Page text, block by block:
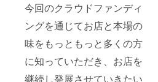
今回のクラウドファンディ
ングを通じてお店と本場の
味をもっともっと多くの方
に知っていただき、お店を
継続し発展させていきたい